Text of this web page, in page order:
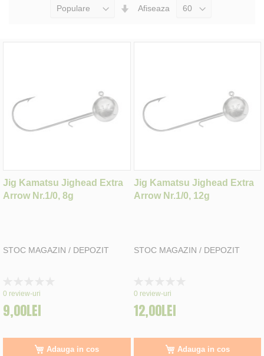
Seteaza
Afiseaza
Jig Kamatsu Jighead Extra
Arrow Nr.1/0, 8g
STOC MAGAZIN / DEPOZIT
0%
0 review-uri
9,00LEI
Adauga in cos
Jig Kamatsu Jighead Extra
Arrow Nr.1/0, 12g
STOC MAGAZIN / DEPOZIT
0%
0 review-uri
12,00LEI
Adauga in cos